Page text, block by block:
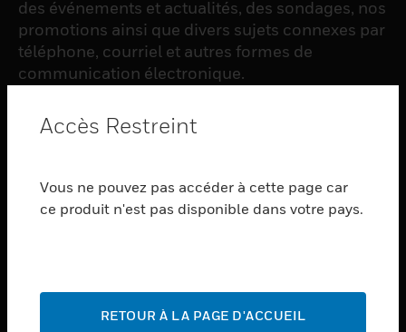
des événements et actualités, des sondages, nos
promotions ainsi que divers sujets connexes par
téléphone, courriel et autres formes de
communication électronique.
S'INSCRIRE
PRODUCTS
toggle view
Accès Restreint
Vous ne pouvez pas accéder à cette page car
ce produit n'est pas disponible dans votre pays.
RETOUR À LA PAGE D'ACCUEIL